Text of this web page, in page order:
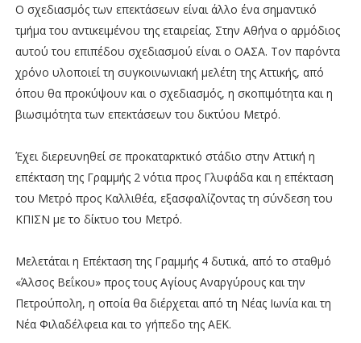
Ο σχεδιασμός των επεκτάσεων είναι άλλο ένα σημαντικό
τμήμα του αντικειμένου της εταιρείας. Στην Αθήνα ο αρμόδιος
αυτού του επιπέδου σχεδιασμού είναι ο ΟΑΣΑ. Τον παρόντα
χρόνο υλοποιεί τη συγκοινωνιακή μελέτη της Αττικής, από
όπου θα προκύψουν και ο σχεδιασμός, η σκοπιμότητα και η
βιωσιμότητα των επεκτάσεων του δικτύου Μετρό.
Έχει διερευνηθεί σε προκαταρκτικό στάδιο στην Αττική η
επέκταση της Γραμμής 2 νότια προς Γλυφάδα και η επέκταση
του Μετρό προς Καλλιθέα, εξασφαλίζοντας τη σύνδεση του
ΚΠΙΣΝ με το δίκτυο του Μετρό.
Μελετάται η Επέκταση της Γραμμής 4 δυτικά, από το σταθμό
«Άλσος Βεΐκου» προς τους Αγίους Αναργύρους και την
Πετρούπολη, η οποία θα διέρχεται από τη Νέας Ιωνία και τη
Νέα Φιλαδέλφεια και το γήπεδο της ΑΕΚ.